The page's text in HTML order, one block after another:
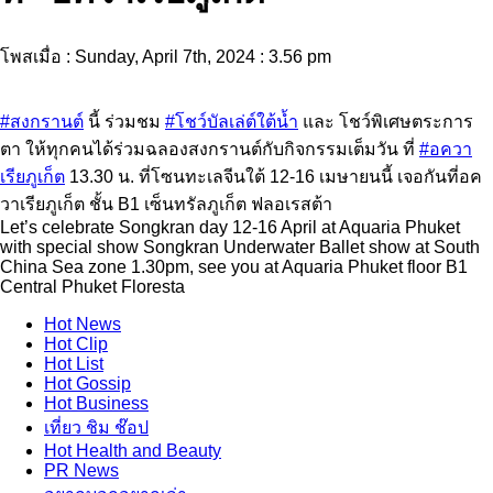
โพสเมื่อ : Sunday, April 7th, 2024 : 3.56 pm
#สงกรานต์ นี้ ร่วมชม #โชว์บัลเล่ต์ใต้น้ำ และ โชว์พิเศษตระการ
ตา ให้ทุกคนได้ร่วมฉลองสงกรานต์กับกิจกรรมเต็มวัน ที่ #อควา
เรียภูเก็ต 13.30 น. ที่โซนทะเลจีนใต้ 12-16 เมษายนนี้ เจอกันที่อค
วาเรียภูเก็ต ชั้น B1 เซ็นทรัลภูเก็ต ฟลอเรสต้า
Let’s celebrate Songkran day 12-16 April at Aquaria Phuket
with special show Songkran Underwater Ballet show at South
China Sea zone 1.30pm, see you at Aquaria Phuket floor B1
Central Phuket Floresta
HotNews
HotClip
HotList
HotGossip
HotBusiness
เที่ยว ชิม ช๊อป
HotHealth and Beauty
PR News